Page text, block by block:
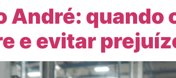
André: quando
e evitar